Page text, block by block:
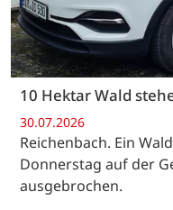
10 Hektar Wald
30.07.2026
Reichenbach. Ein
Donnerstag auf der
ausgebrochen.